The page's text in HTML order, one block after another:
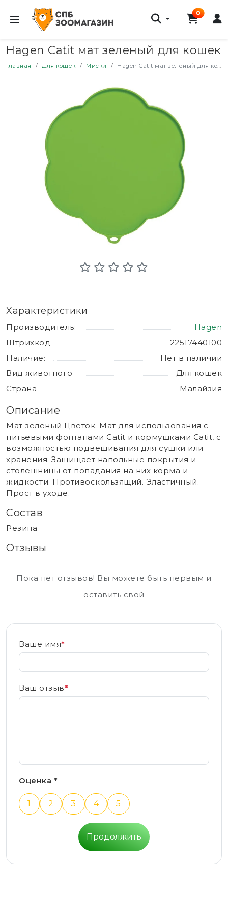
0
Hagen Catit мат зеленый для кошек
Главная Для кошек Миски Hagen Catit мат зеленый для кошек
Характеристики
Производитель:
Hagen
Штрихкод
22517440100
Наличие:
Нет в наличии
Вид животного
Для кошек
Страна
Малайзия
Описание
Мат зеленый Цветок. Мат для использования с
питьевыми фонтанами Catit и кормушками Catit, с
возможностью подвешивания для сушки или
хранения. Защищает напольные покрытия и
столешницы от попадания на них корма и
жидкости. Противоскользящий. Эластичный.
Прост в уходе.
Состав
Резина
Отзывы
Пока нет отзывов! Вы можете быть первым и
оставить свой
Ваше имя*
Ваш отзыв*
Оценка *
1 2 3 4 5
Продолжить